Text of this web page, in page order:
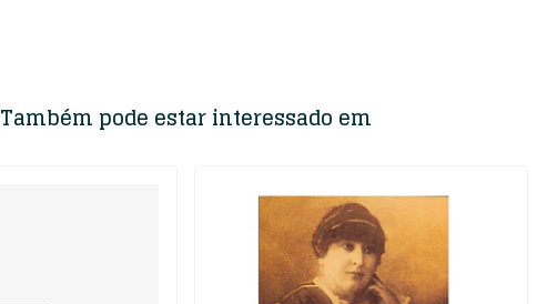
Também pode estar interessado em